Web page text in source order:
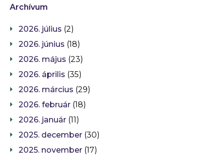
Archívum
2026. július (2)
2026. június (18)
2026. május (23)
2026. április (35)
2026. március (29)
2026. február (18)
2026. január (11)
2025. december (30)
2025. november (17)